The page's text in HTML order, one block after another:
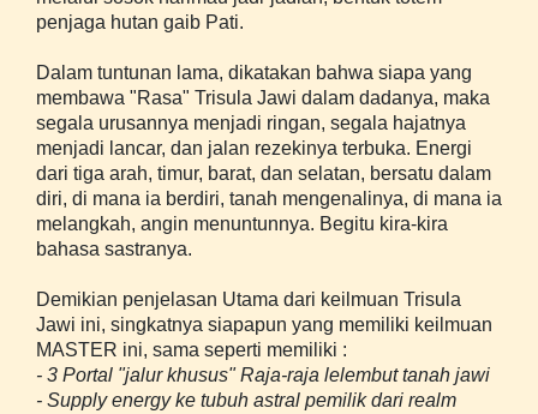
penjaga hutan gaib Pati.
Dalam tuntunan lama, dikatakan bahwa siapa yang
membawa "Rasa" Trisula Jawi dalam dadanya, maka
segala urusannya menjadi ringan, segala hajatnya
menjadi lancar, dan jalan rezekinya terbuka. Energi
dari tiga arah, timur, barat, dan selatan, bersatu dalam
diri, di mana ia berdiri, tanah mengenalinya, di mana ia
melangkah, angin menuntunnya. Begitu kira-kira
bahasa sastranya.
Demikian penjelasan Utama dari keilmuan Trisula
Jawi ini, singkatnya siapapun yang memiliki keilmuan
MASTER ini, sama seperti memiliki :
- 3 Portal "jalur khusus" Raja-raja lelembut tanah jawi
- Supply energy ke tubuh astral pemilik dari realm